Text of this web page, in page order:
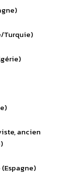
Turquie)
ancien